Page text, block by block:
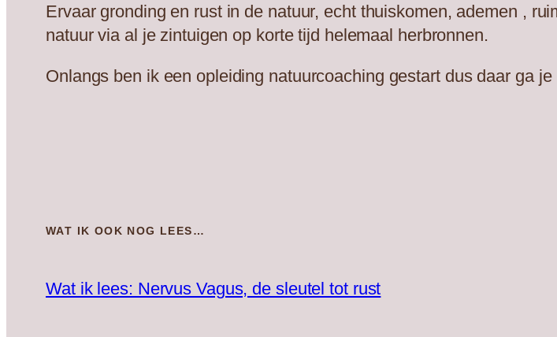
Ervaar gronding en rust in de natuur, echt thuiskomen, ademen ,
natuur via al je zintuigen op korte tijd helemaal herbronnen.
Onlangs ben ik een opleiding natuurcoaching gestart dus daar ga
WAT IK OOK NOG LEES…
Wat ik lees: Nervus Vagus, de sleutel tot rust